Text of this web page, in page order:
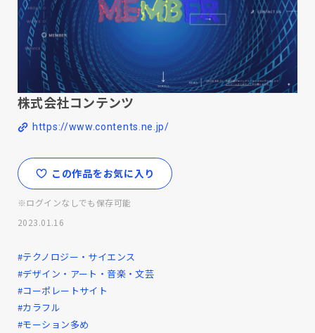
株式会社コンテンツ
https://www.contents.ne.jp/
この作品をお気に入り
※ログインなしでも保存可能
2023.01.16
#テクノロジー・サイエンス
#デザイン・アート・音楽・文芸
#コーポレートサイト
#カラフル
#モーション多め